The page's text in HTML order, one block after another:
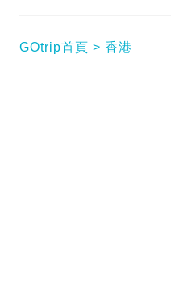
GOtrip首頁 香港